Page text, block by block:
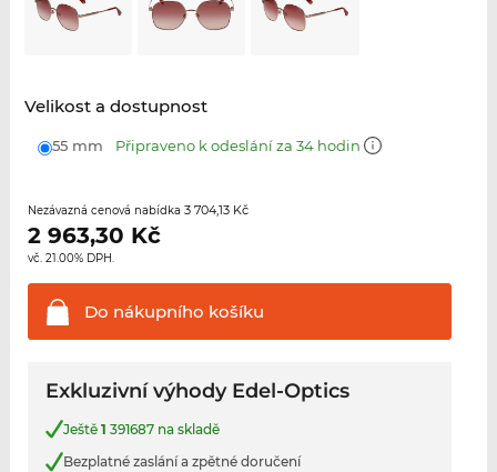
Velikost a dostupnost
55 mm Připraveno k odeslání za 34 hodin
Nezávazná cenová nabídka 3 704,13 Kč
2 963,30 Kč
vč. 21.00% DPH.
Do nákupního košíku
Exkluzivní výhody Edel-Optics
Ještě 1 391687 na skladě
Bezplatné zaslání a zpětné doručení